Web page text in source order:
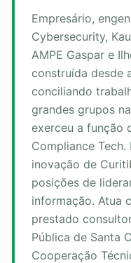
Empresário,
Cybersecurity,
AMPE Gaspar e
construída desde
conciliando
grandes grupos
exerceu a função
Compliance
inovação de
posições de
informação. Atua
prestado
Pública de Santa
Cooperação